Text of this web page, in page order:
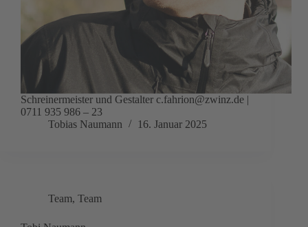
Schreinermeister und Gestalter c.fahrion@zwinz.de |
0711 935 986 – 23
Tobias Naumann
16. Januar 2025
Team, Team